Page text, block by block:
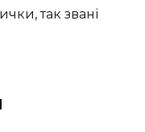
так звані